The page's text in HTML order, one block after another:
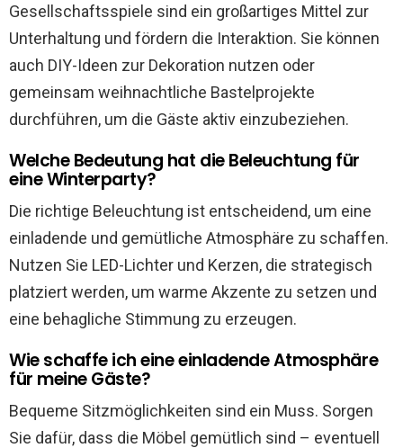
Gesellschaftsspiele sind ein großartiges Mittel zur
Unterhaltung und fördern die Interaktion. Sie können
auch DIY-Ideen zur Dekoration nutzen oder
gemeinsam weihnachtliche Bastelprojekte
durchführen, um die Gäste aktiv einzubeziehen.
Welche Bedeutung hat die Beleuchtung für
eine Winterparty?
Die richtige Beleuchtung ist entscheidend, um eine
einladende und gemütliche Atmosphäre zu schaffen.
Nutzen Sie LED-Lichter und Kerzen, die strategisch
platziert werden, um warme Akzente zu setzen und
eine behagliche Stimmung zu erzeugen.
Wie schaffe ich eine einladende Atmosphäre
für meine Gäste?
Bequeme Sitzmöglichkeiten sind ein Muss. Sorgen
Sie dafür, dass die Möbel gemütlich sind – eventuell